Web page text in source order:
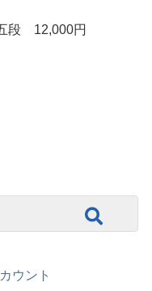
段 12,000円
ウント